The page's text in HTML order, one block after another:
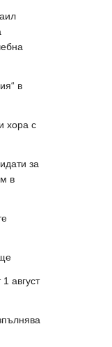
в
хора с
за
в
август